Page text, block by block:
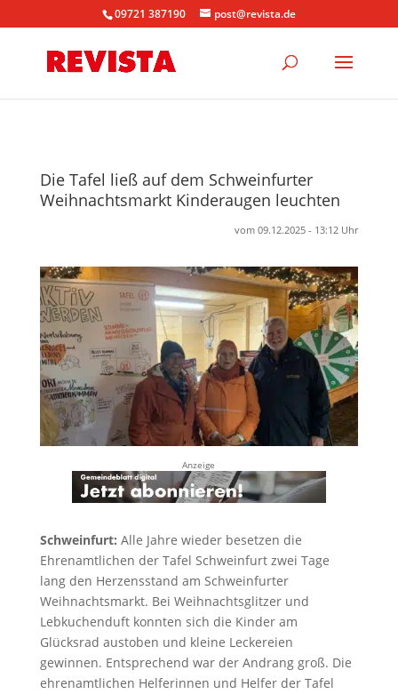
09721 387190 post@revista.de
Die Tafel ließ auf dem Schweinfurter
Weihnachtsmarkt Kinderaugen leuchten
vom 09.12.2025 - 13:12 Uhr
Anzeige
Schweinfurt: Alle Jahre wieder besetzen die
Ehrenamtlichen der Tafel Schweinfurt zwei Tage
lang den Herzensstand am Schweinfurter
Weihnachtsmarkt. Bei Weihnachtsglitzer und
Lebkuchenduft konnten sich die Kinder am
Glücksrad austoben und kleine Leckereien
gewinnen. Entsprechend war der Andrang groß. Die
ehrenamtlichen Helferinnen und Helfer der Tafel